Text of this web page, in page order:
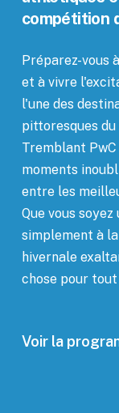
compétition
Préparez-vous
et à vivre
l'une des
pittoresques du
Tremblant
moments
entre les
Que vous
simplement à
hivernale
chose pour
Voir la